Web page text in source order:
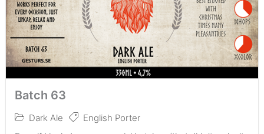
Batch 63
Dark Ale English Porter